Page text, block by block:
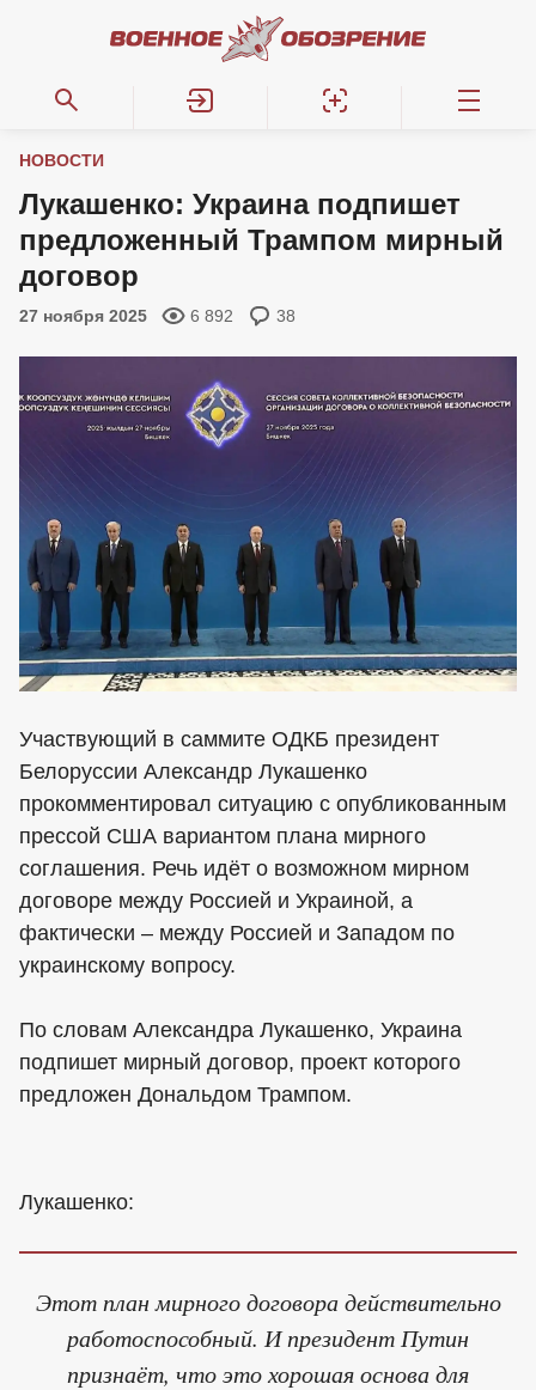
НОВОСТИ
Лукашенко: Украина подпишет
предложенный Трампом мирный
договор
27 ноября 2025 6 892 38
Участвующий в саммите ОДКБ президент
Белоруссии Александр Лукашенко
прокомментировал ситуацию с опубликованным
прессой США вариантом плана мирного
соглашения. Речь идёт о возможном мирном
договоре между Россией и Украиной, а
фактически – между Россией и Западом по
украинскому вопросу.
По словам Александра Лукашенко, Украина
подпишет мирный договор, проект которого
предложен Дональдом Трампом.
Лукашенко:
Этот план мирного договора действительно
работоспособный. И президент Путин
признаёт, что это хорошая основа для